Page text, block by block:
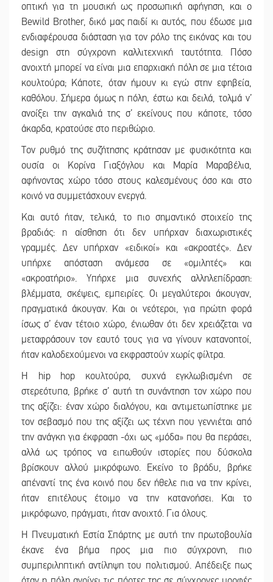
οπτική για τη μουσική ως προσωπική αφήγηση, και ο
Bewild Brother, δικό μας παιδί κι αυτός, που έδωσε μια
ενδιαφέρουσα διάσταση για τον ρόλο της εικόνας και του
design στη σύγχρονη καλλιτεχνική ταυτότητα. Πόσο
ανοιχτή μπορεί να είναι μια επαρχιακή πόλη σε μια τέτοια
κουλτούρα; Κάποτε, όταν ήμουν κι εγώ στην εφηβεία,
καθόλου. Σήμερα όμως η πόλη, έστω και δειλά, τολμά ν’
ανοίξει την αγκαλιά της σ’ εκείνους που κάποτε, τόσο
άκαρδα, κρατούσε στο περιθώριο.
Τον ρυθμό της συζήτησης κράτησαν με φυσικότητα και
ουσία οι Κορίνα Γιαξόγλου και Μαρία Μαραβέλια,
αφήνοντας χώρο τόσο στους καλεσμένους όσο και στο
κοινό να συμμετάσχουν ενεργά.
Και αυτό ήταν, τελικά, το πιο σημαντικό στοιχείο της
βραδιάς: η αίσθηση ότι δεν υπήρχαν διαχωριστικές
γραμμές. Δεν υπήρχαν «ειδικοί» και «ακροατές». Δεν
υπήρχε απόσταση ανάμεσα σε «ομιλητές» και
«ακροατήριο». Υπήρχε μια συνεχής αλληλεπίδραση:
βλέμματα, σκέψεις, εμπειρίες. Οι μεγαλύτεροι άκουγαν,
πραγματικά άκουγαν. Και οι νεότεροι, για πρώτη φορά
ίσως σ’ έναν τέτοιο χώρο, ένιωθαν ότι δεν χρειάζεται να
μεταφράσουν τον εαυτό τους για να γίνουν κατανοητοί,
ήταν καλοδεχούμενοι να εκφραστούν χωρίς φίλτρα.
Η hip hop κουλτούρα, συχνά εγκλωβισμένη σε
στερεότυπα, βρήκε σ’ αυτή τη συνάντηση τον χώρο που
της αξίζει: έναν χώρο διαλόγου, και αντιμετωπίστηκε με
τον σεβασμό που της αξίζει ως τέχνη που γεννιέται από
την ανάγκη για έκφραση -όχι ως «μόδα» που θα περάσει,
αλλά ως τρόπος να ειπωθούν ιστορίες που δύσκολα
βρίσκουν αλλού μικρόφωνο. Εκείνο το βράδυ, βρήκε
απέναντί της ένα κοινό που δεν ήθελε πια να την κρίνει,
ήταν επιτέλους έτοιμο να την κατανοήσει. Και το
μικρόφωνο, πράγματι, ήταν ανοιχτό. Για όλους.
Η Πνευματική Εστία Σπάρτης με αυτή την πρωτοβουλία
έκανε ένα βήμα προς μια πιο σύγχρονη, πιο
συμπεριληπτική αντίληψη του πολιτισμού. Απέδειξε πως